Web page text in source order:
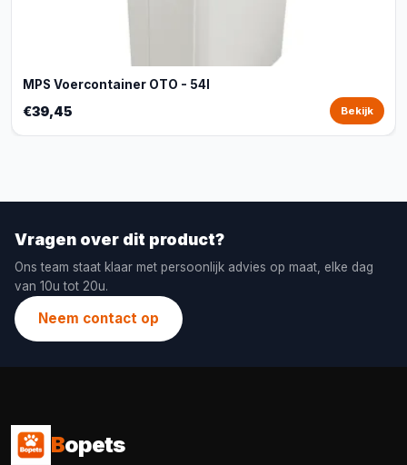
MPS Voercontainer OTO - 54l
€39,45 Bekijk
Vragen over dit product?
Ons team staat klaar met persoonlijk advies op maat, elke dag
van 10u tot 20u.
Neem contact op
Bopets